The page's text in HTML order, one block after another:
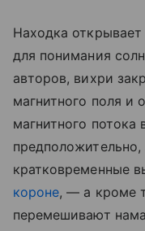
Находка открывает
для понимания
авторов, вихри
магнитного поля и
магнитного
кратковременные
короне, — а кроме
перемешивают